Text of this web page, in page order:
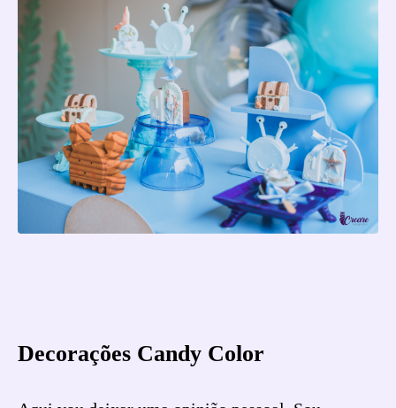
Decorações Candy Color